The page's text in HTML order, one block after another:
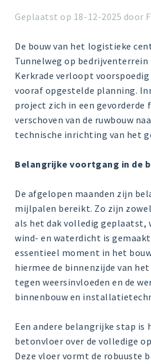
Geplaatst op 18-12-2025 door
De bouw van het logistieke
Tunnelweg op bedrijventerrein
Kerkrade verloopt
vooraf opgestelde planning.
project zich in een gevorderde
verschoven van de ruwbouw
technische inrichting van het
Belangrijke voortgang in de
De afgelopen maanden zijn
mijlpalen bereikt. Zo zijn
als het dak volledig geplaatst,
wind- en waterdicht is
essentieel moment in het
hiermee de binnenzijde van
tegen weersinvloeden en de
binnenbouw en
Een andere belangrijke stap is
betonvloer over de volledige
Deze vloer vormt de robuuste